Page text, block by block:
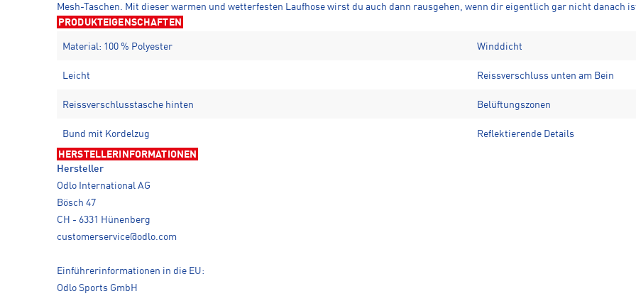
Mesh-Taschen. Mit dieser warmen und wetterfesten Laufhose wirst du auch dann rausgehen, wenn dir eigentlich gar nicht danach
PRODUKTEIGENSCHAFTEN
Material: 100 % Polyester Winddicht
Leicht Reissverschluss unten am Bein
Reissverschlusstasche hinten Belüftungszonen
Bund mit Kordelzug Reflektierende Details
HERSTELLERINFORMATIONEN
Hersteller
Odlo International AG
Bösch 47
CH - 6331 Hünenberg
customerservice@odlo.com
Einführerinformationen in die EU:
Odlo Sports GmbH